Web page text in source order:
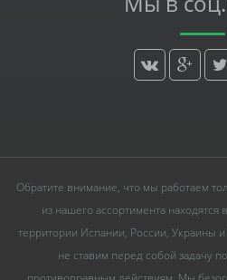
Обратите внимание, что мы работаем
из нашего ассортимента
территории Испании, России, Украины
не ставим перед собой задачу